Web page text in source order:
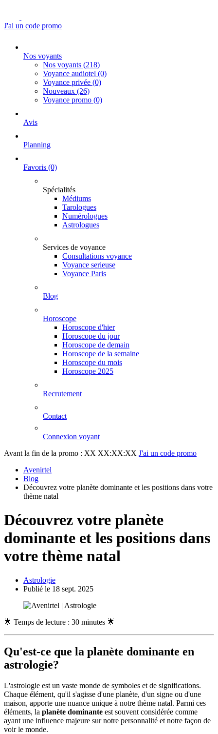
J'ai un code promo
Nos voyants
Nos voyants (218)
Voyance audiotel (0)
Voyance privée (0)
Nouveaux (26)
Voyance promo (0)
Avis
Planning
Favoris (0)
Spécialités
Médiums
Tarologues
Numérologues
Astrologues
Services de voyance
Consultations voyance
Voyance serieuse
Voyance Paris
Blog
Horoscope
Horoscope d'hier
Horoscope du jour
Horoscope de demain
Horoscope de la semaine
Horoscope du mois
Horoscope 2025
Recrutement
Contact
Connexion voyant
Avant la fin de la promo : XX XX:XX:XX J'ai un code promo
Avenirtel
Blog
Découvrez votre planète dominante et les positions dans votre
thème natal
Découvrez votre planète
dominante et les positions dans
votre thème natal
Astrologie
Publié le 18 sept. 2025
🌟 Temps de lecture : 30 minutes 🌟
Qu'est-ce que la planète dominante en
astrologie?
L'astrologie est un vaste monde de symboles et de significations.
Chaque élément, qu'il s'agisse d'une planète, d'un signe ou d'une
maison, apporte une nuance unique à notre thème natal. Parmi ces
éléments, la planète dominante est souvent considérée comme
ayant une influence majeure sur notre personnalité et notre façon de
voir le monde.